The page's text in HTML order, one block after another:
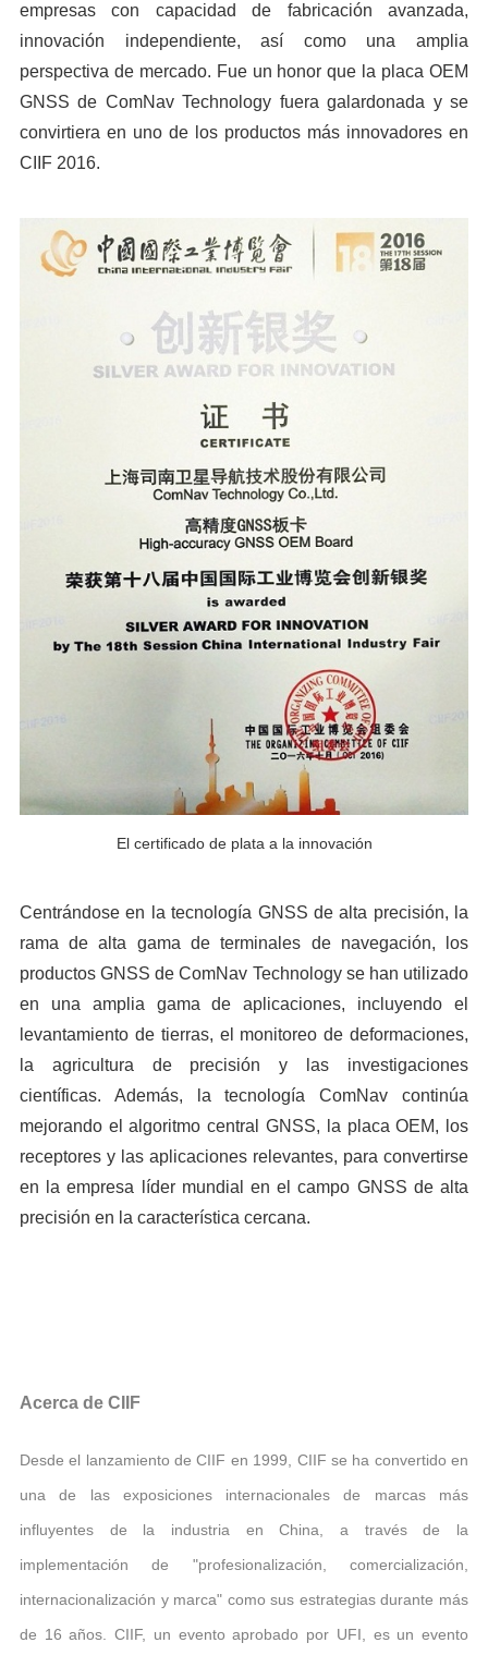
empresas con capacidad de fabricación avanzada,
innovación independiente, así como una amplia
perspectiva de mercado. Fue un honor que la placa OEM
GNSS de ComNav Technology fuera galardonada y se
convirtiera en uno de los productos más innovadores en
CIIF 2016.
El certificado de plata a la innovación
Centrándose en la tecnología GNSS de alta precisión, la
rama de alta gama de terminales de navegación, los
productos GNSS de ComNav Technology se han utilizado
en una amplia gama de aplicaciones, incluyendo el
levantamiento de tierras, el monitoreo de deformaciones,
la agricultura de precisión y las investigaciones
científicas. Además, la tecnología ComNav continúa
mejorando el algoritmo central GNSS, la placa OEM, los
receptores y las aplicaciones relevantes, para convertirse
en la empresa líder mundial en el campo GNSS de alta
precisión en la característica cercana.
Acerca de CIIF
Desde el lanzamiento de CIIF en 1999, CIIF se ha convertido en
una de las exposiciones internacionales de marcas más
influyentes de la industria en China, a través de la
implementación de "profesionalización, comercialización,
internacionalización y marca" como sus estrategias durante más
de 16 años. CIIF, un evento aprobado por UFI, es un evento